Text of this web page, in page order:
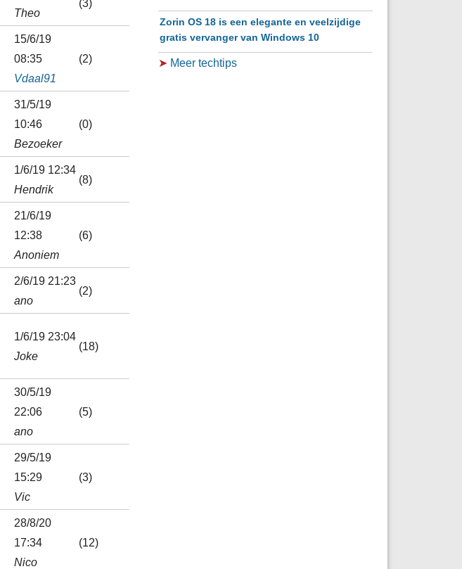
Theo
(3)
15/6/19
08:35
Vdaal91
(2)
31/5/19
10:46
Bezoeker
(0)
1/6/19 12:34
Hendrik
(8)
21/6/19
12:38
Anoniem
(6)
2/6/19 21:23
ano
(2)
1/6/19 23:04
Joke
(18)
30/5/19
22:06
ano
(5)
29/5/19
15:29
Vic
(3)
28/8/20
17:34
Nico
(12)
Zorin OS 18 is een elegante en veelzijdige
gratis vervanger van Windows 10
➤ Meer techtips